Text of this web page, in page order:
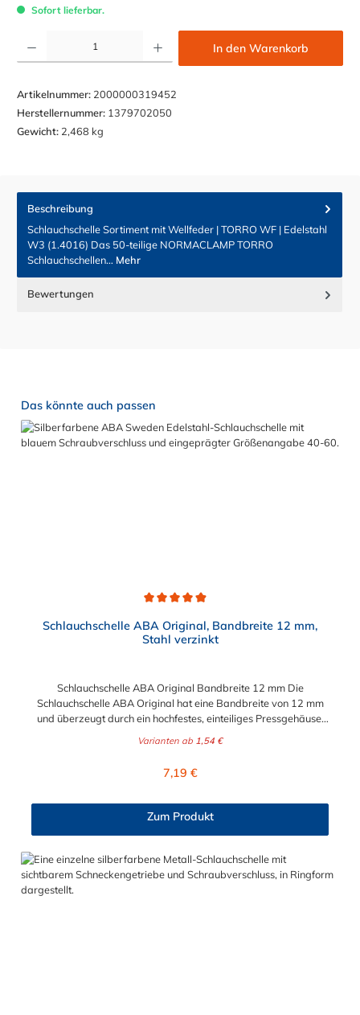
Sofort lieferbar.
In den Warenkorb
Artikelnummer: 2000000319452
Herstellernummer: 1379702050
Gewicht: 2,468 kg
Beschreibung
Schlauchschelle Sortiment mit Wellfeder | TORRO WF | Edelstahl
W3 (1.4016) Das 50-teilige NORMACLAMP TORRO
Schlauchschellen… Mehr
Bewertungen
Produktgalerie überspringen
Das könnte auch passen
Schlauchschelle ABA Original, Bandbreite 12 mm,
Stahl verzinkt
Schlauchschelle ABA Original Bandbreite 12 mm Die
Schlauchschelle ABA Original hat eine Bandbreite von 12 mm
und überzeugt durch ein hochfestes, einteiliges Pressgehäuse.
Bandinnenseite werden die Schläuche geschützt. Die
hat einen wählbaren Spannbereich von 16 mm bis 310 mm.
Bruchdrehmoment Schlauchschonend dank glatter
Maschinenbau Chemische Industrie Bewässungssysteme
Eisenbahn Landmaschinen Baumaschinen Marineindustrie
Varianten ab 1,54 €
Regulärer Preis:
7,19 €
Zum Produkt